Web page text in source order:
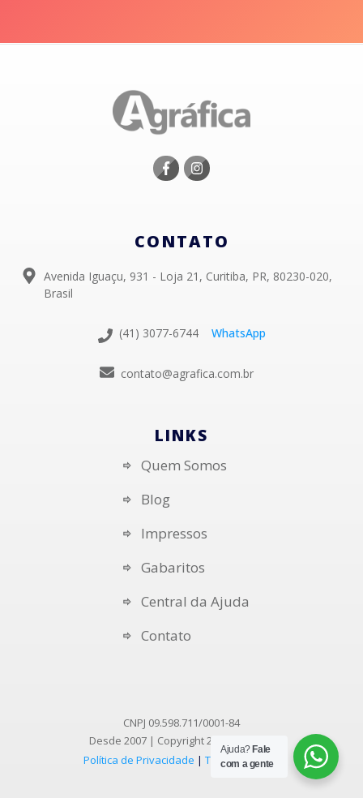
CONTATO
Avenida Iguaçu, 931 - Loja 21, Curitiba, PR, 80230-020,
Brasil
(41) 3077-6744 WhatsApp
contato@agrafica.com.br
LINKS
Quem Somos
Blog
Impressos
Gabaritos
Central da Ajuda
Contato
CNPJ 09.598.711/0001-84
Desde 2007 | Copyright2026
Política de Privacidade | Termos de Uso
Ajuda? Fale
com a gente